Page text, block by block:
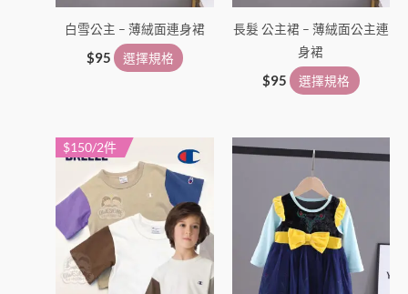
白雪公主 – 薄絨面連身裙
$95 選擇規格
長髮 公主裙 – 薄絨面公主連
身裙
$95 選擇規格
$150/2件
此
產
有
多
種
種